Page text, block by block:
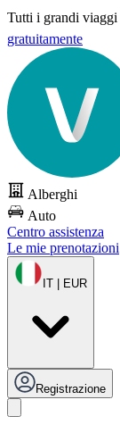
Tutti i grandi viaggi
gratuitamente
Alberghi
Auto
Centro assistenza
Le mie prenotazioni
IT | EUR
Registrazione